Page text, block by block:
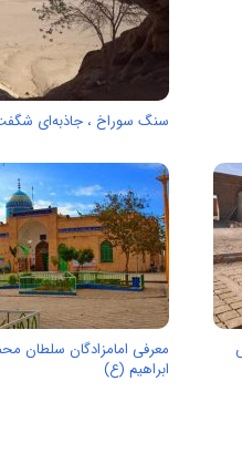
سنگ سوراخ ، جاذبه‌ای
معرفی امامزادگان سلطان
ابراهیم (ع)